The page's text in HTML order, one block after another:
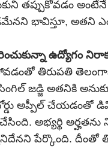
తప్పుకోవడం అంటేనే
భావిస్తూ, అతని
ఉద్యోగం
తిరుపతి
జడ్జి అతనికి
అప్పీల్ చేయడంతో
అభ్యర్థి
పేర్కొంది. దీంతో